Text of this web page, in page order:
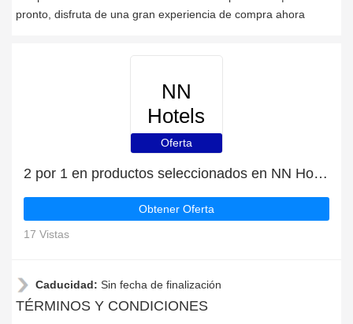
pronto, disfruta de una gran experiencia de compra ahora
NN
Hotels
Oferta
2 por 1 en productos seleccionados en NN Hotels
Obtener Oferta
17 Vistas
Caducidad: Sin fecha de finalización
TÉRMINOS Y CONDICIONES